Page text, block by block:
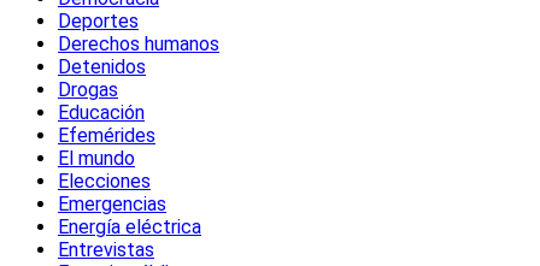
Deportes
Derechos humanos
Detenidos
Drogas
Educación
Efemérides
El mundo
Elecciones
Emergencias
Energía eléctrica
Entrevistas